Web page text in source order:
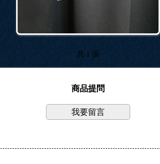
共 1 張
商品提問
我要留言